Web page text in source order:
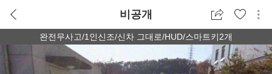
비공개
완전무사고/1인신조/신차 그대로/HUD/스마트키2개